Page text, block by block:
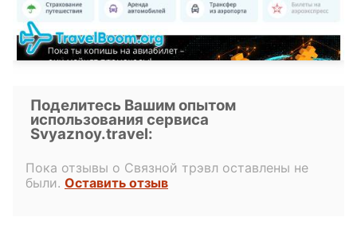
Поделитесь Вашим опытом
использования сервиса
Svyaznoy.travel:
Пока отзывы о Связной трэвл оставлены не
были. Оставить отзыв